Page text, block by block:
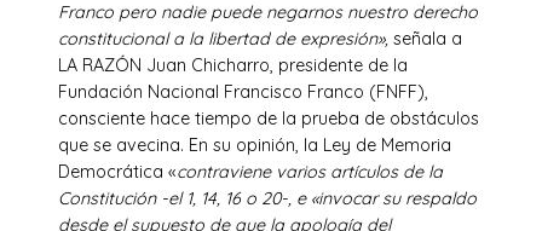
Franco pero nadie puede negarnos nuestro derecho
constitucional a la libertad de expresión», señala a
LA RAZÓN Juan Chicharro, presidente de la
Fundación Nacional Francisco Franco (FNFF),
consciente hace tiempo de la prueba de obstáculos
que se avecina. En su opinión, la Ley de Memoria
Democrática «contraviene varios artículos de la
Constitución -el 1, 14, 16 o 20-, e «invocar su respaldo
desde el supuesto de que la apología del